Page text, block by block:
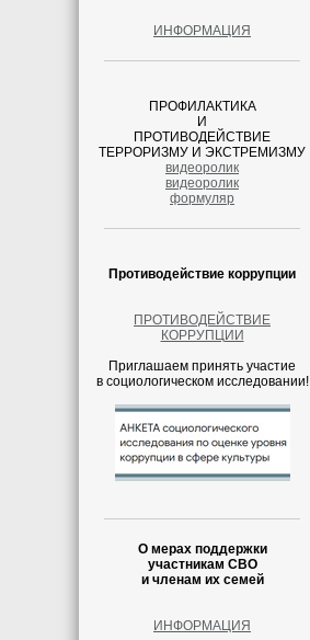
ИНФОРМАЦИЯ
ПРОФИЛАКТИКА
И
ПРОТИВОДЕЙСТВИЕ
ТЕРРОРИЗМУ И ЭКСТРЕМИЗМУ
видеоролик
видеоролик
формуляр
Противодействие коррупции
ПРОТИВОДЕЙСТВИЕ
КОРРУПЦИИ
Приглашаем принять участие
в социологическом исследовании!
О мерах поддержки
участникам СВО
и членам их семей
ИНФОРМАЦИЯ